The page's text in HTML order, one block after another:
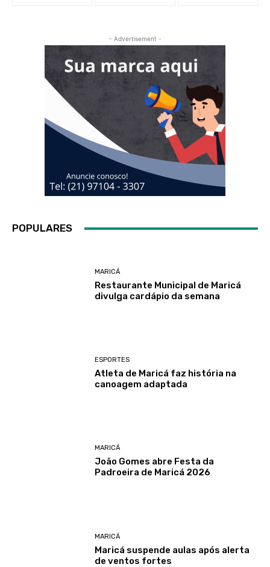
- Advertisement -
POPULARES
MARICÁ
Restaurante Municipal de Maricá
divulga cardápio da semana
ESPORTES
Atleta de Maricá faz história na
canoagem adaptada
MARICÁ
João Gomes abre Festa da
Padroeira de Maricá 2026
MARICÁ
Maricá suspende aulas após alerta
de ventos fortes